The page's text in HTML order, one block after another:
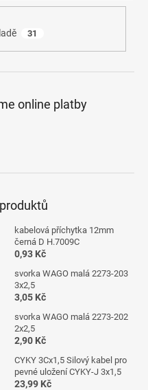
31
online platby
kabelová příchytka 12mm
černá D H.7009C
0,93 Kč
svorka WAGO malá 2273-203
3x2,5
3,05 Kč
svorka WAGO malá 2273-202
2x2,5
2,90 Kč
CYKY 3Cx1,5 Silový kabel pro
pevné uložení CYKY-J 3x1,5
23,99 Kč